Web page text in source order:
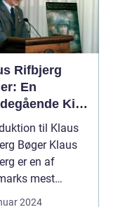
Rifbjerg
En
Kig
Litterært
til Klaus
Bøger Klaus
er en af
mest
2024